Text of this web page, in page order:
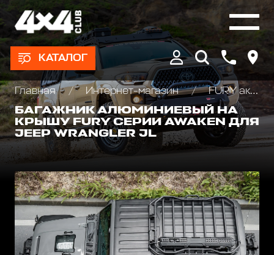
КАТАЛОГ
Главная Интернет-магазин
FURY аксессуары Jeep Wrangler JL\JT\JK
БАГАЖНИК АЛЮМИНИЕВЫЙ НА
КРЫШУ FURY СЕРИИ AWAKEN ДЛЯ
JEEP WRANGLER JL